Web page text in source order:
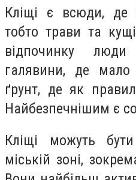
Кліщі є всюди, де
тобто трави та
відпочинку
галявини, де
ґрунт, де як
Найбезпечнішим є
Кліщі можуть
міській зоні,